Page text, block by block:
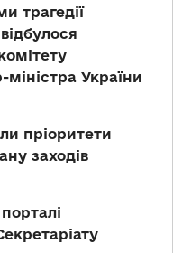
трагедії
міністра України
пріоритети
заходів